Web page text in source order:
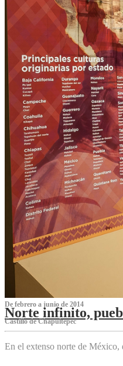
De febrero a junio de 2014
Norte infinito,
Castillo de Chapultepec
En el extenso norte de México,